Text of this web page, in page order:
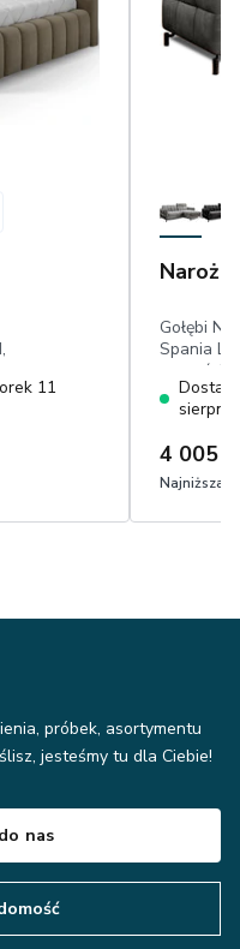
11
Gołębi
Spania
na
sierpnia
4 005
Najniższa
próbek, asortymentu
jesteśmy tu dla Ciebie!
nas